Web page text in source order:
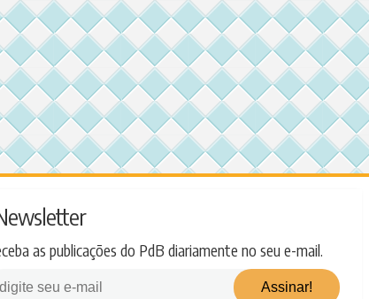
as publicações do PdB diariamente no seu e-mail.